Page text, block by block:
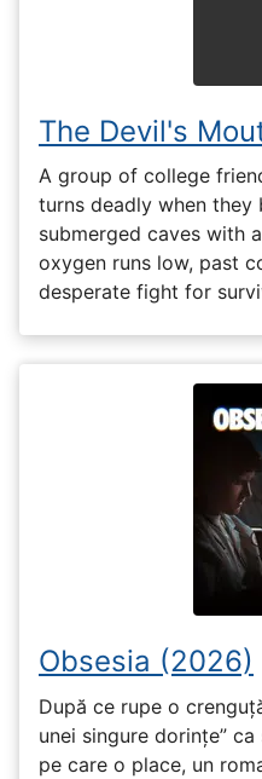
The Devil's
A group of college
turns deadly when they
submerged caves with
oxygen runs low, past
desperate fight for
Obsesia (2026)
După ce rupe o
unei singure dorințe”
pe care o place, un